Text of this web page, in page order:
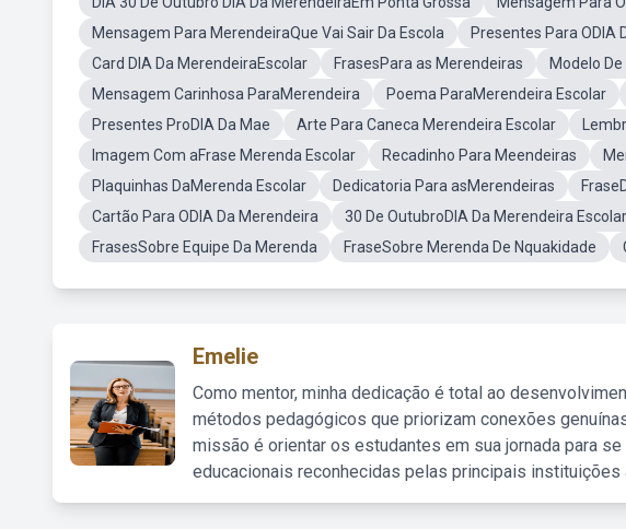
Mensagem Para MerendeiraQue Vai Sair Da Escola
Presentes Para ODIA
Card DIA Da MerendeiraEscolar
FrasesPara as Merendeiras
Modelo
Mensagem Carinhosa ParaMerendeira
Poema ParaMerendeira Escolar
Presentes ProDIA Da Mae
Arte Para Caneca Merendeira Escolar
Imagem Com aFrase Merenda Escolar
Recadinho Para Meendeiras
Plaquinhas DaMerenda Escolar
Dedicatoria Para asMerendeiras
Cartão Para ODIA Da Merendeira
30 De OutubroDIA Da Merendeira Escolar
FrasesSobre Equipe Da Merenda
FraseSobre Merenda De Nquakidade
Emelie
Como mentor, minha dedicação é total ao
métodos pedagógicos que priorizam conexões
missão é orientar os estudantes em sua jornada para
educacionais reconhecidas pelas principais instituições